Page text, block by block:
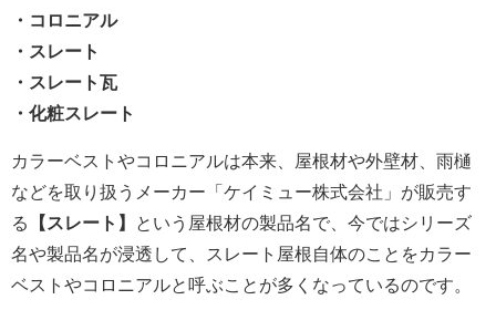
・コロニアル
・スレート
・スレート瓦
・化粧スレート
カラーベストやコロニアルは本来、屋根材や外壁材、雨樋
などを取り扱うメーカー「ケイミュー株式会社」が販売す
る
【スレート】
という屋根材の製品名で、今ではシリーズ
名や製品名が浸透して、スレート屋根自体のことをカラー
ベストやコロニアルと呼ぶことが多くなっているのです。